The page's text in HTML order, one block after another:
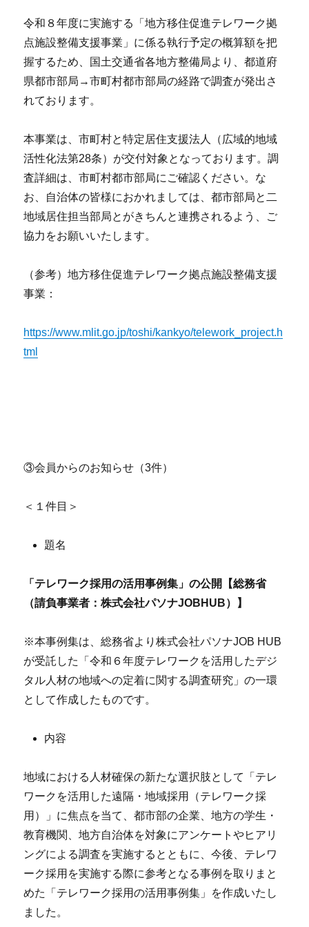
令和８年度に実施する「地方移住促進テレワーク拠
点施設整備支援事業」に係る執行予定の概算額を把
握するため、国土交通省各地方整備局より、都道府
県都市部局→市町村都市部局の経路で調査が発出さ
れております。
本事業は、市町村と特定居住支援法人（広域的地域
活性化法第28条）が交付対象となっております。調
査詳細は、市町村都市部局にご確認ください。な
お、自治体の皆様におかれましては、都市部局と二
地域居住担当部局とがきちんと連携されるよう、ご
協力をお願いいたします。
（参考）地方移住促進テレワーク拠点施設整備支援
事業：
https://www.mlit.go.jp/toshi/kankyo/telework_project.h
tml
③会員からのお知らせ（3件）
＜１件目＞
題名
「テレワーク採用の活用事例集」の公開【総務省
（請負事業者：株式会社パソナJOBHUB）】
※本事例集は、総務省より株式会社パソナJOB HUB
が受託した「令和６年度テレワークを活用したデジ
タル人材の地域への定着に関する調査研究」の一環
として作成したものです。
内容
地域における人材確保の新たな選択肢として「テレ
ワークを活用した遠隔・地域採用（テレワーク採
用）」に焦点を当て、都市部の企業、地方の学生・
教育機関、地方自治体を対象にアンケートやヒアリ
ングによる調査を実施するとともに、今後、テレワ
ーク採用を実施する際に参考となる事例を取りまと
めた「テレワーク採用の活用事例集」を作成いたし
ました。